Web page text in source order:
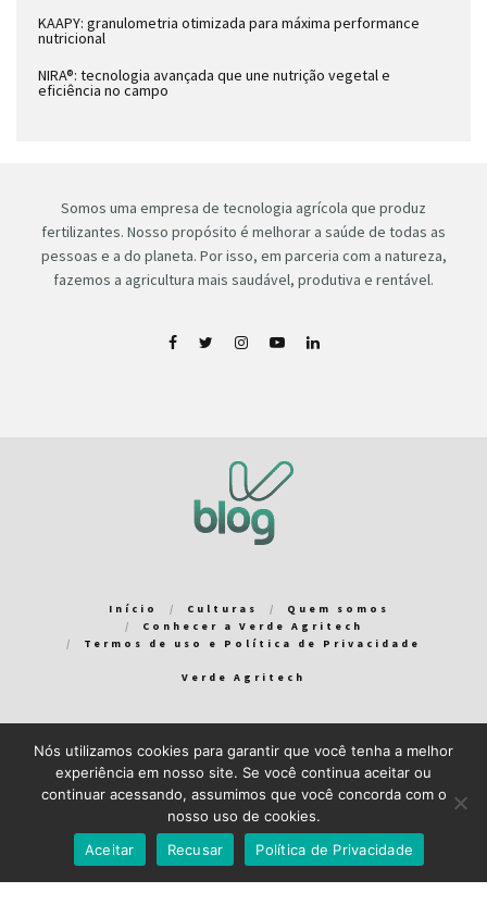
KAAPY: granulometria otimizada para máxima performance
nutricional
NIRA®: tecnologia avançada que une nutrição vegetal e
eficiência no campo
Somos uma empresa de tecnologia agrícola que produz
fertilizantes. Nosso propósito é melhorar a saúde de todas as
pessoas e a do planeta. Por isso, em parceria com a natureza,
fazemos a agricultura mais saudável, produtiva e rentável.
Início Culturas
Quem somos
Conhecer a Verde Agritech
Termos de uso e Política de Privacidade
Verde Agritech
Bem-vindo ao Verde Blog! Para que a sua experiência em nosso
blog seja a melhor possível, utilizamos cookies. Você pode
aceitar ou gerenciar seus cookiesaqui.
Recuso Close GDPR Cookie Banner
Nós utilizamos cookies para garantir que você tenha a melhor
experiência em nosso site. Se você continua aceitar ou
continuar acessando, assumimos que você concorda com o
nosso uso de cookies.
Aceitar
Recusar Política de Privacidade